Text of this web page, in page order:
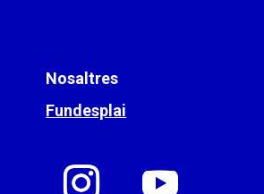
Nosaltres
Fundesplai